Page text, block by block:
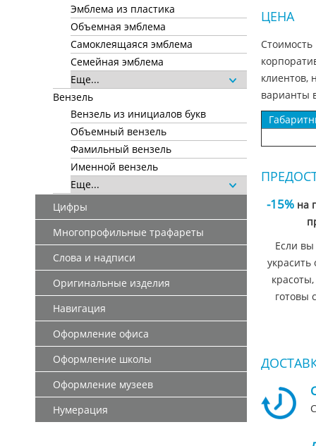
Эмблема из пластика
Объемная эмблема
Самоклеящаяся эмблема
Семейная эмблема
Еще...
Вензель
Вензель из инициалов букв
Объемный вензель
Фамильный вензель
Именной вензель
Еще...
Цифры
Многопрофильные трафареты
Слова и надписи
Оригинальные изделия
Навигация
Оформление офиса
Оформление школы
Оформление музеев
Нумерация
ЦЕНА
Стоимость
клиентов,
варианты
-15%на
Если вы
украсить
готовы